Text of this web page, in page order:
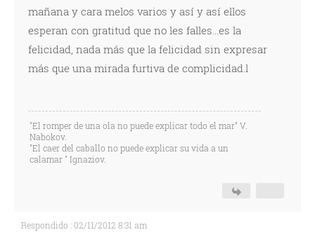
mañana y cara melos varios y así y así ellos
esperan con gratitud que no les falles...es la
felicidad, nada más que la felicidad sin expresar
más que una mirada furtiva de complicidad.l
"El romper de una ola no puede explicar todo el mar" V.
Nabokov.
"El caer del caballo no puede explicar su vida a un
calamar " Ignaziov.
Respondido : 02/11/2012 8:31 am